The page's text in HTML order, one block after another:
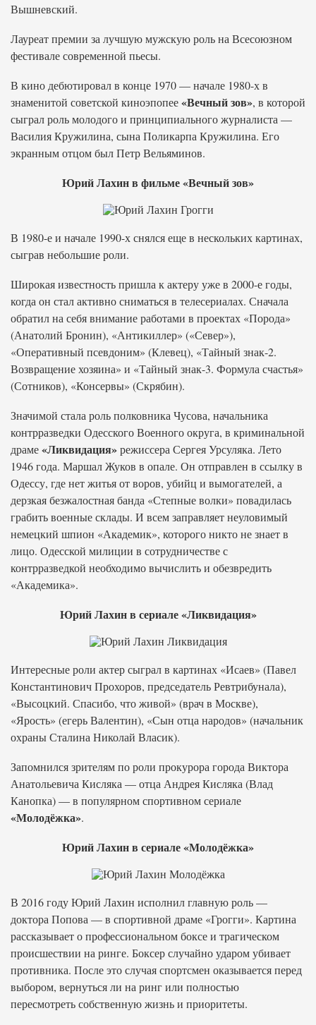
Вышневский.
Лауреат премии за лучшую мужскую роль на Всесоюзном
фестивале современной пьесы.
В кино дебютировал в конце 1970 — начале 1980-х в
знаменитой советской киноэпопее«Вечный зов», в которой
сыграл роль молодого и принципиального журналиста —
Василия Кружилина, сына Поликарпа Кружилина. Его
экранным отцом был Петр Вельяминов.
Юрий Лахин в фильме «Вечный зов»
В 1980-е и начале 1990-х снялся еще в нескольких картинах,
сыграв небольшие роли.
Широкая известность пришла к актеру уже в 2000-е годы,
когда он стал активно сниматься в телесериалах. Сначала
обратил на себя внимание работами в проектах «Порода»
(Анатолий Бронин), «Антикиллер» («Север»),
«Оперативный псевдоним» (Клевец), «Тайный знак-2.
Возвращение хозяина» и «Тайный знак-3. Формула счастья»
(Сотников), «Консервы» (Скрябин).
Значимой стала роль полковника Чусова, начальника
контрразведки Одесского Военного округа, в криминальной
драме«Ликвидация»режиссера Сергея Урсуляка. Лето
1946 года. Маршал Жуков в опале. Он отправлен в ссылку в
Одессу, где нет житья от воров, убийц и вымогателей, а
дерзкая безжалостная банда «Степные волки» повадилась
грабить военные склады. И всем заправляет неуловимый
немецкий шпион «Академик», которого никто не знает в
лицо. Одесской милиции в сотрудничестве с
контрразведкой необходимо вычислить и обезвредить
«Академика».
Юрий Лахин в сериале «Ликвидация»
Интересные роли актер сыграл в картинах «Исаев» (Павел
Константинович Прохоров, председатель Ревтрибунала),
«Высоцкий. Спасибо, что живой» (врач в Москве),
«Ярость» (егерь Валентин), «Сын отца народов» (начальник
охраны Сталина Николай Власик).
Запомнился зрителям по роли прокурора города Виктора
Анатольевича Кисляка — отца Андрея Кисляка (Влад
Канопка) — в популярном спортивном сериале
«Молодёжка».
Юрий Лахин в сериале «Молодёжка»
В 2016 году Юрий Лахин исполнил главную роль —
доктора Попова — в спортивной драме «Грогги». Картина
рассказывает о профессиональном боксе и трагическом
происшествии на ринге. Боксер случайно ударом убивает
противника. После это случая спортсмен оказывается перед
выбором, вернуться ли на ринг или полностью
пересмотреть собственную жизнь и приоритеты.